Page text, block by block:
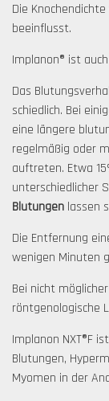
Die
beeinflusst.
Implanon® ist
Das
schiedlich. Bei
eine längere
regelmäßig oder
auf­treten. Etwa
unterschiedlicher
Blutungen lassen
Die Entfernung
wenigen Minuten
Bei nicht
röntgenologische
Implanon NXT®F
Blutungen,
Myomen in der